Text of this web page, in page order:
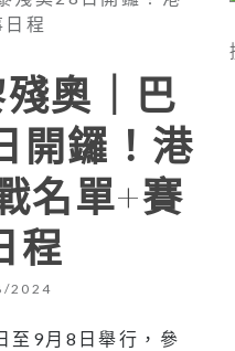
奧｜巴
開鑼！港
名單+賽
程
2024
至9月8日舉行，參